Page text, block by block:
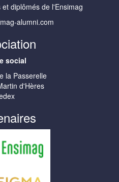
diplômés de l'Ensimag
alumni.com
social
la Passerelle
d'Hères